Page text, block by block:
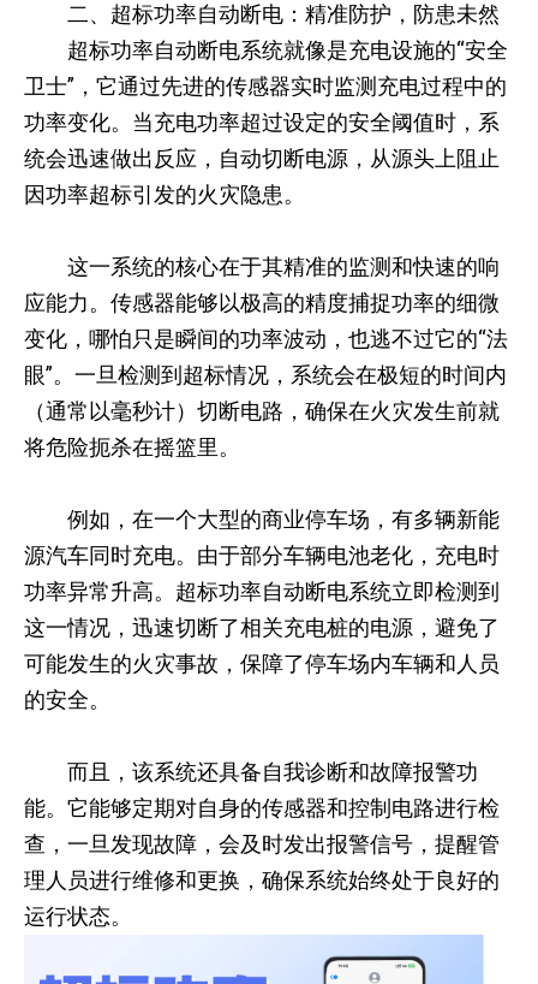
二、超标功率自动断电：精准防护，防患未然
超标功率自动断电系统就像是充电设施的“安全
卫士”，它通过先进的传感器实时监测充电过程中的
功率变化。当充电功率超过设定的安全阈值时，系
统会迅速做出反应，自动切断电源，从源头上阻止
因功率超标引发的火灾隐患。
这一系统的核心在于其精准的监测和快速的响
应能力。传感器能够以极高的精度捕捉功率的细微
变化，哪怕只是瞬间的功率波动，也逃不过它的“法
眼”。一旦检测到超标情况，系统会在极短的时间内
（通常以毫秒计）切断电路，确保在火灾发生前就
将危险扼杀在摇篮里。
例如，在一个大型的商业停车场，有多辆新能
源汽车同时充电。由于部分车辆电池老化，充电时
功率异常升高。超标功率自动断电系统立即检测到
这一情况，迅速切断了相关充电桩的电源，避免了
可能发生的火灾事故，保障了停车场内车辆和人员
的安全。
而且，该系统还具备自我诊断和故障报警功
能。它能够定期对自身的传感器和控制电路进行检
查，一旦发现故障，会及时发出报警信号，提醒管
理人员进行维修和更换，确保系统始终处于良好的
运行状态。